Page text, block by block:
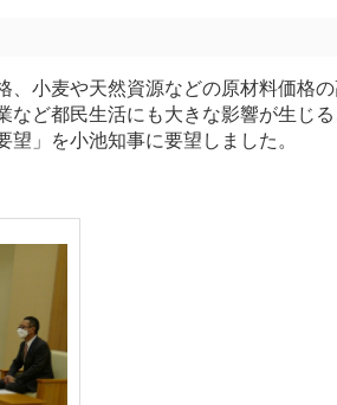
小麦や天然資源などの原材料価格
ど都民生活にも大きな影響が生じ
」を小池知事に要望しました。